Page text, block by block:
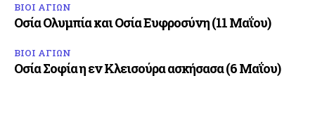
ΒΙΟΙ ΑΓΙΩΝ
Οσία Ολυμπία και Οσία Ευφροσύνη (11 Μαΐου)
ΒΙΟΙ ΑΓΙΩΝ
Οσία Σοφία η εν Κλεισούρα ασκήσασα (6 Μαΐου)